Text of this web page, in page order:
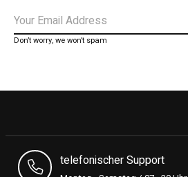
Don’t worry, we won’t spam
telefonischer Support